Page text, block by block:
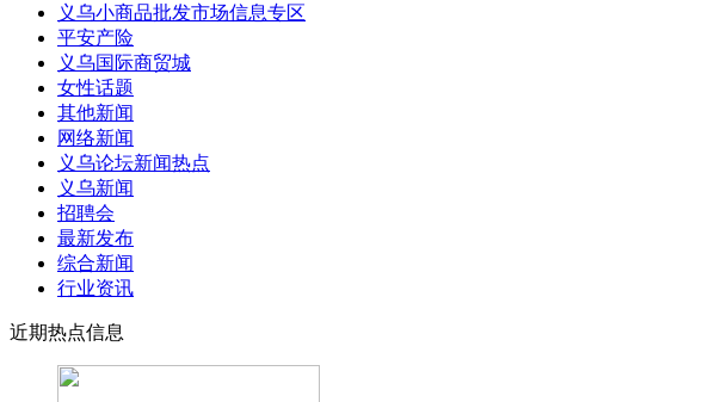
义乌小商品批发市场信息专区
平安产险
义乌国际商贸城
女性话题
其他新闻
网络新闻
义乌论坛新闻热点
义乌新闻
招聘会
最新发布
综合新闻
行业资讯
近期热点信息